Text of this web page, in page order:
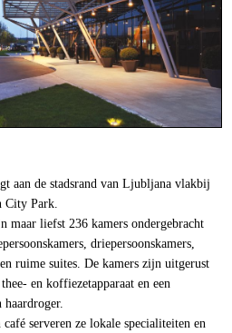
aan de stadsrand van Ljubljana vlakbij
City Park.
maar liefst 236 kamers ondergebracht
driepersoonskamers,
ruime suites. De kamers zijn uitgerust
en koffiezetapparaat en een
haardroger.
serveren ze lokale specialiteiten en